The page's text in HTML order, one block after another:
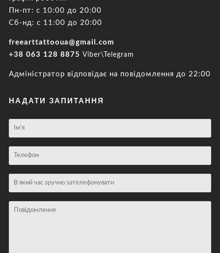
Пн-пт: с 10:00 до 20:00
Сб-нд: с 11:00 до 20:00
freearttattooua@gmail.com
+38 063 128 8875 Viber\Telegram
Адміністратор відповідає на повідомлення до 22:00
НАДАТИ ЗАПИТАННЯ